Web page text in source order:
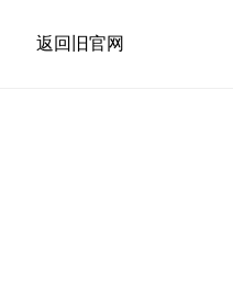
返回旧官网